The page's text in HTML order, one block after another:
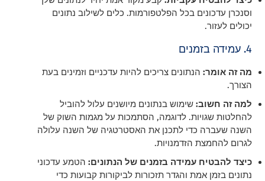
וסנכרן עדכונים בכל הפלטפורמות. כלים לשילוב נתונים
יכולים לעזור.
4. עמידה בזמנים
מה זה אומר: הנתונים צריכים להיות עדכניים וזמינים בעת
הצורך.
למה זה חשוב:שימוש בנתונים מיושנים עלול להוביל
להחלטות שגויות. לדוגמה, הסתמכות על מגמות השוק של
השנה שעברה כדי לתכנן את האסטרטגיה של השנה עלולה
לגרום להחמצת הזדמנויות.
כיצד להבטיח עמידה בזמנים של הנתונים: הטמע עדכוני
נתונים בזמן אמת והגדר תזכורות לביקורות קבועות כדי